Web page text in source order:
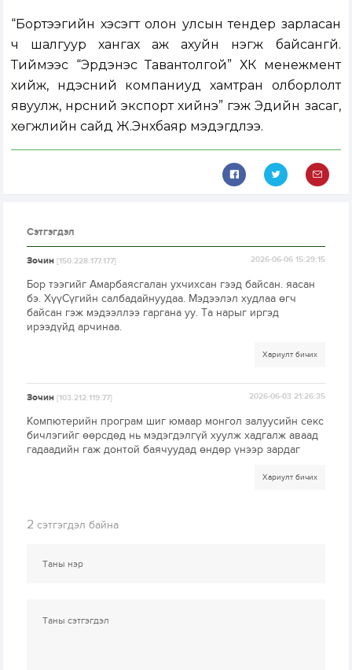
“Бортээгийн хэсэгт олон улсын тендер зарласан
ч шалгуур хангах аж ахуйн нэгж байсангүй.
Тиймээс “Эрдэнэс Тавантолгой” ХК менежмент
хийж, үндэсний компаниуд хамтран олборлолт
явуулж, нүүрсний экспорт хийнэ” гэж Эдийн засаг,
хөгжлийн сайд Ж.Энхбаяр мэдэгдлээ.
Сэтгэгдэл
Зочин[150.228.177.177] 2026-06-06 15:29:15
Бор тээгийг Амарбаясгалан ухчихсан гээд байсан. яасан
бэ. ХүүСүгийн салбадайнуудаа. Мэдээлэл худлаа өгч
байсан гэж мэдээллээ гаргана уу. Та нарыг иргэд
ирээдүйд арчинаа.
Хариулт бичих
Зочин[103.212.119.77] 2026-06-03 21:26:35
Компютерийн програм шиг юмаар монгол залуусийн секс
бичлэгийг өөрсдөд нь мэдэгдэлгүй хуулж хадгалж аваад
гадаадийн гаж донтой баячуудад өндөр үнээр зардаг
Хариулт бичих
2 сэтгэгдэл байна